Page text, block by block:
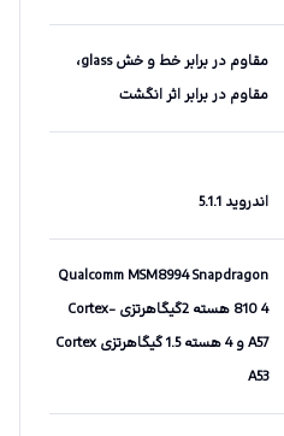
مقاوم در برابر خط و خش glass،
مقاوم در برابر اثر انگشت
اندروید 5.1.1
Qualcomm MSM8994 Snapdragon
810 4 هسته 2گیگاهرتزی Cortex-
A57 و 4 هسته 1.5 گیگاهرتزی Cortex
A53